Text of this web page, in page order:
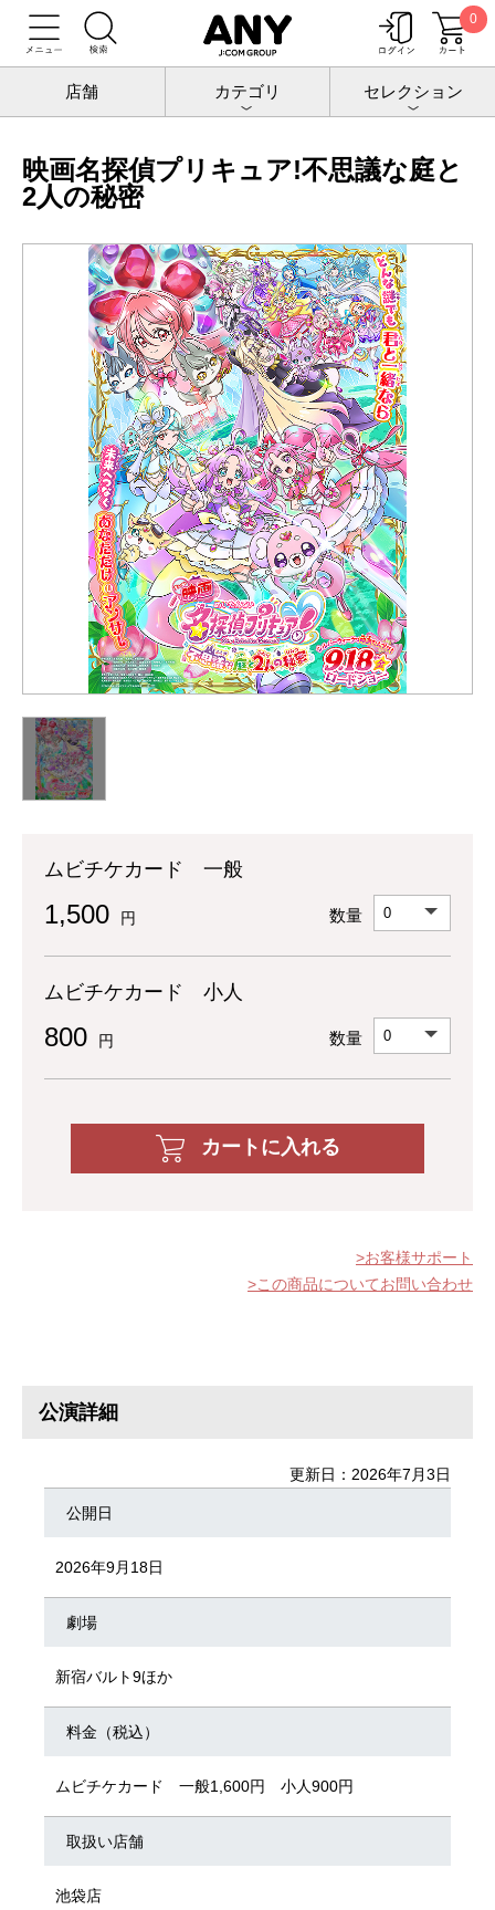
0
店舗 カテゴリ セレクション
トップ チケットポート
映画
映画名探偵プリキュア!不思議な庭と2人の秘密
映画名探偵プリキュア!不思議な庭と
2人の秘密
ムビチケカード 一般
1,500 円 数量
ムビチケカード 小人
800 円 数量
カートに入れる
お客様サポート
この商品についてお問い合わせ
公演詳細
更新日：2026年7月3日
公開日
2026年9月18日
劇場
新宿バルト9ほか
料金（税込）
ムビチケカード 一般1,600円 小人900円
取扱い店舗
池袋店